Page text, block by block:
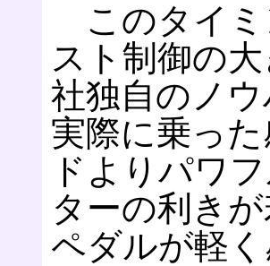
このタイミ
スト制御の
社独自のノ
実際に乗っ
ドよりパワ
ターの利き
ペダルが軽